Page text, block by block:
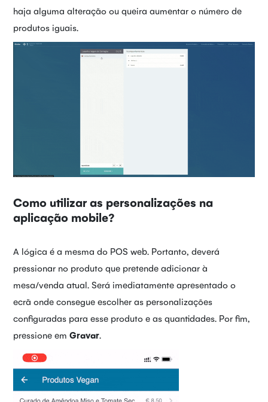
haja alguma alteração ou queira aumentar o número de
produtos iguais.
Como utilizar as personalizações na
aplicação mobile?
A lógica é a mesma do POS web. Portanto, deverá
pressionar no produto que pretende adicionar à
mesa/venda atual. Será imediatamente apresentado o
ecrã onde consegue escolher as personalizações
configuradas para esse produto e as quantidades. Por fim,
pressione emGravar.